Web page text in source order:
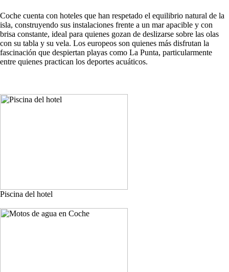
Coche cuenta con hoteles que han respetado el equilibrio natural de la
isla, construyendo sus instalaciones frente a un mar apacible y con
brisa constante, ideal para quienes gozan de deslizarse sobre las olas
con su tabla y su vela. Los europeos son quienes más disfrutan la
fascinación que despiertan playas como La Punta, particularmente
entre quienes practican los deportes acuáticos.
Piscina del hotel